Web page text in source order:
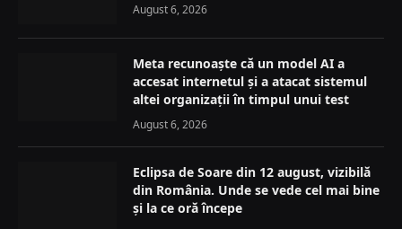
August 6, 2026
Meta recunoaște că un model AI a
accesat internetul și a atacat sistemul
altei organizații în timpul unui test
August 6, 2026
Eclipsa de Soare din 12 august, vizibilă
din România. Unde se vede cel mai bine
și la ce oră începe